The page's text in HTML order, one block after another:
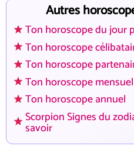
Autres
Ton horoscope du jour
Ton horoscope
Ton horoscope
Ton horoscope mensuel
Ton horoscope annuel
Scorpion Signes du
savoir